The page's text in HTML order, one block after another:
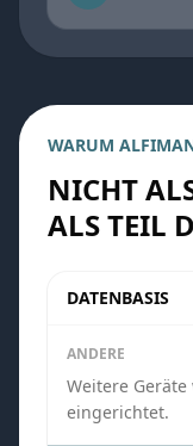
WARUM
NICHT
ALS TEIL
DATENBASIS
ANDERE
Weitere
eingerichtet.